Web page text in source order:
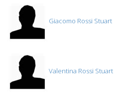
Giacomo Rossi Stuart
Valentina Rossi Stuart